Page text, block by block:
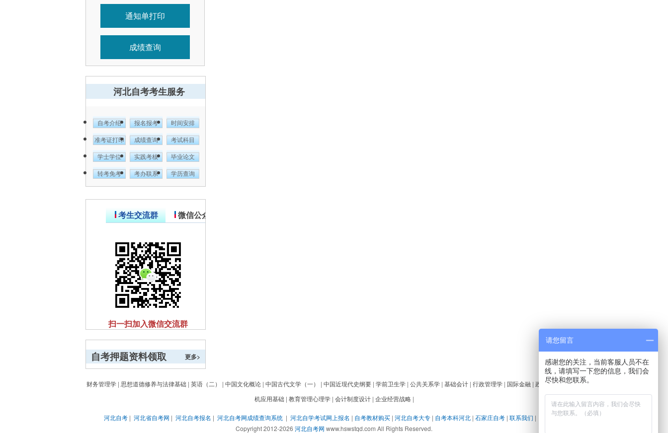
通知单打印
成绩查询
河北自考考生服务
自考介绍 报名报考 时间安排
准考证打印 成绩查询 考试科目
学士学位 实践考核 毕业论文
转考免考 考办联系 学历查询
考生交流群 微信公众号
扫一扫加入微信交流群
与其他自考生一起互动、学习
探讨，提升自己。
自考押题资料领取 更多>
财务管理学 | 思想道德修养与法律基础 | 英语（二） | 中国文化概论 | 中国古代文学（一） | 中国近现代史纲要 | 学前卫生学 | 公共关系学 | 基础会计 | 行政管理学 | 国际金融 | 政治学概论|计算
机应用基础 | 教育管理心理学| 会计制度设计| 企业经营战略|
河北自考| 河北省自考网 | 河北自考报名 | 河北自考网成绩查询系统 | 河北自学考试网上报名 | 自考教材购买| 河北自考大专| 自考本科河北| 石家庄自考| 联系我们 |
网站地图
Copyright 2012-2026 河北自考网 www.hswstqd.com All Rights Reserved.
请您留言
感谢您的关注，当前客服人员不在
线，请填写一下您的信息，我们会
尽快和您联系。